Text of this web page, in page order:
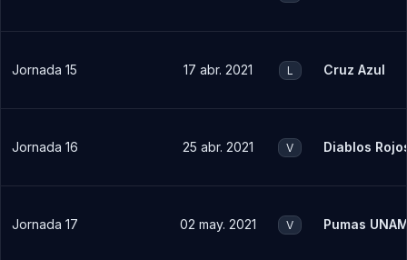
Jornada 15 17 abr. 2021 L Cruz Azul
Jornada 16 25 abr. 2021 V Diablos
Jornada 17 02 may. 2021 V Pumas